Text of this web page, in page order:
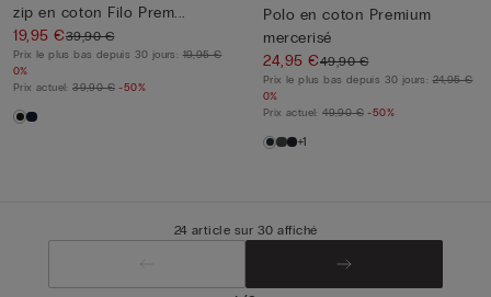
zip en coton Filo Prem...
19,95 €39,90 €
Prix le plus bas depuis 30 jours:19,95 €
0%
Prix actuel:39,90 € -50%
Polo en coton Premium
mercerisé
24,95 €49,90 €
Prix le plus bas depuis 30 jours:24,95 €
0%
Prix actuel:49,90 € -50%
+1
24 article sur 30 affiché